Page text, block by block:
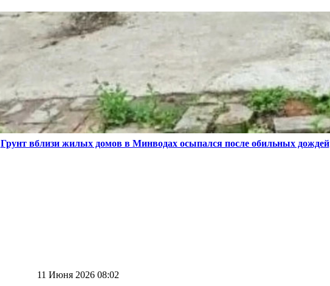
Грунт вблизи жилых домов в Минводах осыпался после обильных дождей
11 Июня 2026 08:02